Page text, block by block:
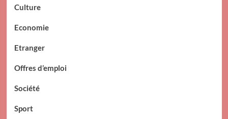
Culture
Economie
Etranger
Offres d’emploi
Société
Sport